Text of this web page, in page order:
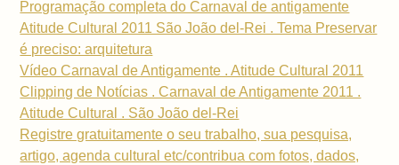
Programação completa do Carnaval de antigamente
Atitude Cultural 2011 São João del-Rei . Tema Preservar
é preciso: arquitetura
Vídeo Carnaval de Antigamente . Atitude Cultural 2011
Clipping de Notícias . Carnaval de Antigamente 2011 .
Atitude Cultural . São João del-Rei
Registre gratuitamente o seu trabalho, sua pesquisa,
artigo, agenda cultural etc/contribua com fotos, dados,